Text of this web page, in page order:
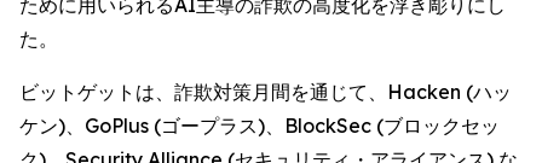
ために用いられるAI主導の詐欺の高度化を浮き彫りにし
た。
ビットゲットは、詐欺対策月間を通じて、Hacken (ハッ
ケン)、GoPlus (ゴープラス)、BlockSec (ブロックセッ